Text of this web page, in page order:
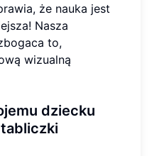
że nauka jest
Nasza
to,
wizualną
dziecku